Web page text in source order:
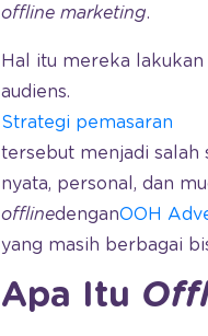
offline marketing.
Hal itu mereka
audiens.
Strategi pemasaran
tersebut menjadi salah
nyata, personal, dan
offlinedenganOOH
yang masih berbagai
Apa Itu